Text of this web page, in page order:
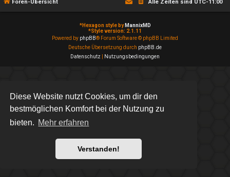
Diese Website nutzt Cookies, um dir den
bestmöglichen Komfort bei der Nutzung zu
bieten. Mehr erfahren
Verstanden!
Foren-Übersicht Alle Zeiten sind UTC-11:00
*Hexagon style by MannixMD
*Style version: 2.1.11
Powered by phpBB® Forum Software © phpBB Limited
Deutsche Übersetzung durch phpBB.de
Datenschutz
Nutzungsbedingungen